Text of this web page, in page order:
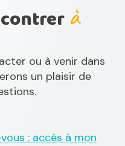
à
ou à venir dans
un plaisir de
: accès à mon